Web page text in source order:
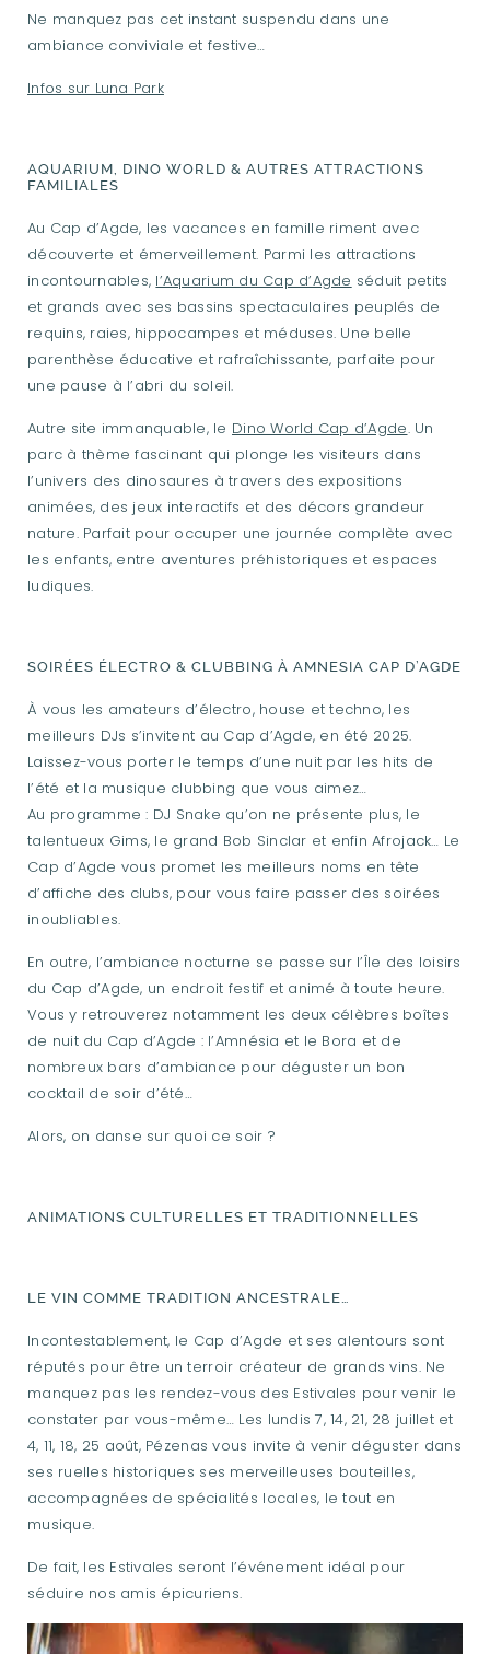
Ne manquez pas cet instant suspendu dans une
ambiance conviviale et festive…
Infos sur Luna Park
AQUARIUM, DINO WORLD & AUTRES ATTRACTIONS
FAMILIALES
Au Cap d’Agde, les vacances en famille riment avec
découverte et émerveillement. Parmi les attractions
incontournables, l’Aquarium du Cap d’Agde séduit petits
et grands avec ses bassins spectaculaires peuplés de
requins, raies, hippocampes et méduses. Une belle
parenthèse éducative et rafraîchissante, parfaite pour
une pause à l’abri du soleil.
Autre site immanquable, le Dino World Cap d’Agde. Un
parc à thème fascinant qui plonge les visiteurs dans
l’univers des dinosaures à travers des expositions
animées, des jeux interactifs et des décors grandeur
nature. Parfait pour occuper une journée complète avec
les enfants, entre aventures préhistoriques et espaces
ludiques.
SOIRÉES ÉLECTRO & CLUBBING À AMNESIA CAP D’AGDE
À vous les amateurs d’électro, house et techno, les
meilleurs DJs s’invitent au Cap d’Agde, en été 2025.
Laissez-vous porter le temps d’une nuit par les hits de
l’été et la musique clubbing que vous aimez…
Au programme : DJ Snake qu’on ne présente plus, le
talentueux Gims, le grand Bob Sinclar et enfin Afrojack… Le
Cap d’Agde vous promet les meilleurs noms en tête
d’affiche des clubs, pour vous faire passer des soirées
inoubliables.
En outre, l’ambiance nocturne se passe sur l’Île des loisirs
du Cap d’Agde, un endroit festif et animé à toute heure.
Vous y retrouverez notamment les deux célèbres boîtes
de nuit du Cap d’Agde : l’Amnésia et le Bora et de
nombreux bars d’ambiance pour déguster un bon
cocktail de soir d’été…
Alors, on danse sur quoi ce soir ?
ANIMATIONS CULTURELLES ET TRADITIONNELLES
LE VIN COMME TRADITION ANCESTRALE…
Incontestablement, le Cap d’Agde et ses alentours sont
réputés pour être un terroir créateur de grands vins. Ne
manquez pas les rendez-vous des Estivales pour venir le
constater par vous-même… Les lundis 7, 14, 21, 28 juillet et
4, 11, 18, 25 août, Pézenas vous invite à venir déguster dans
ses ruelles historiques ses merveilleuses bouteilles,
accompagnées de spécialités locales, le tout en
musique.
De fait, les Estivales seront l’événement idéal pour
séduire nos amis épicuriens.